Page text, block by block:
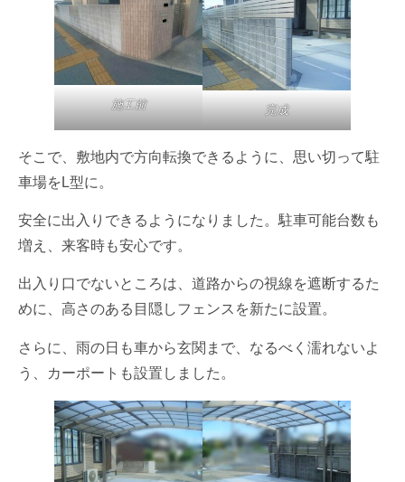
施工前 完成
そこで、敷地内で方向転換できるように、思い切って駐
車場をL型に。
安全に出入りできるようになりました。駐車可能台数も
増え、来客時も安心です。
出入り口でないところは、道路からの視線を遮断するた
めに、高さのある目隠しフェンスを新たに設置。
さらに、雨の日も車から玄関まで、なるべく濡れないよ
う、カーポートも設置しました。